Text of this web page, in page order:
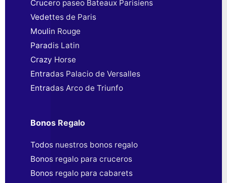
Crucero paseo Bateaux Parisiens
Vedettes de Paris
Moulin Rouge
Paradis Latin
Crazy Horse
Entradas Palacio de Versalles
Entradas Arco de Triunfo
Bonos Regalo
Todos nuestros bonos regalo
Bonos regalo para cruceros
Bonos regalo para cabarets